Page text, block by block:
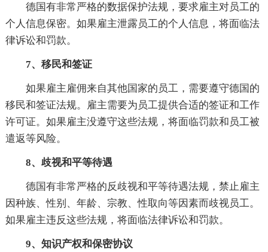
德国有非常严格的数据保护法规，要求雇主对员工的
个人信息保密。如果雇主泄露员工的个人信息，将面临法
律诉讼和罚款。
7、移民和签证
如果雇主雇佣来自其他国家的员工，需要遵守德国的
移民和签证法规。雇主需要为员工提供合适的签证和工作
许可证。如果雇主没遵守这些法规，将面临罚款和员工被
遣返等风险。
8、歧视和平等待遇
德国有非常严格的反歧视和平等待遇法规，禁止雇主
因种族、性别、年龄、宗教、性取向等因素而歧视员工。
如果雇主违反这些法规，将面临法律诉讼和罚款。
9、知识产权和保密协议